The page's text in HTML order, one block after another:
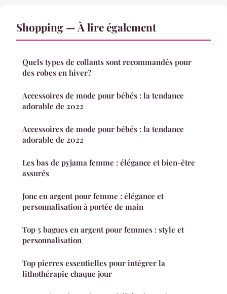
Shopping — À lire également
Quels types de collants sont recommandés pour
des robes en hiver?
Accessoires de mode pour bébés : la tendance
adorable de 2022
Accessoires de mode pour bébés : la tendance
adorable de 2022
Les bas de pyjama femme : élégance et bien-être
assurés
Jonc en argent pour femme : élégance et
personnalisation à portée de main
Top 5 bagues en argent pour femmes : style et
personnalisation
Top pierres essentielles pour intégrer la
lithothérapie chaque jour